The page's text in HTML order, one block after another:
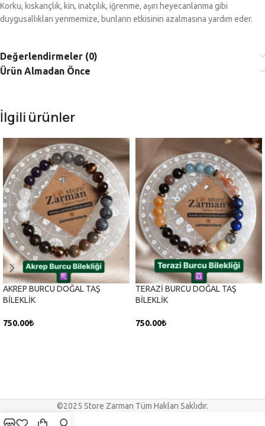
Korku, kıskançlık, kin, inatçılık, iğrenme, aşırı heyecanlanma gibi
duygusallıkları yenmemize, bunların etkisinin azalmasına yardım eder.
Değerlendirmeler (0)
Ürün Almadan Önce
İlgili ürünler
AKREP BURCU DOĞAL TAŞ
BİLEKLİK
750.00₺
TERAZİ BURCU DOĞAL TAŞ
BİLEKLİK
750.00₺
©2025 Store Zarman Tüm Hakları Saklıdır.